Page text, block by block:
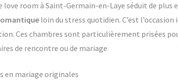
love room à Saint-Germain-en-Laye séduit de plus
loin du stress quotidien. C’est
Ces chambres sont particulièrement prisées
de rencontre ou de mariage
en mariage originales